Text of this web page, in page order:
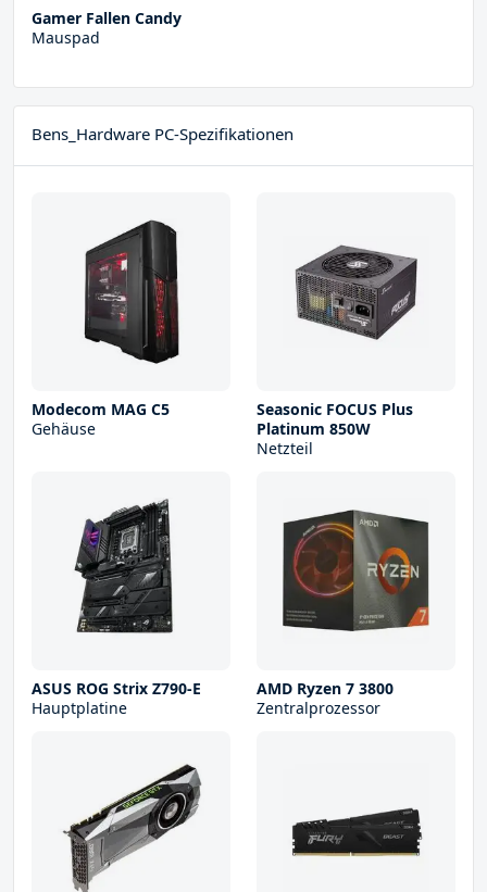
Gamer Fallen Candy
Mauspad
Bens_Hardware PC-Spezifikationen
Modecom MAG C5
Gehäuse
Seasonic FOCUS Plus
Platinum 850W
Netzteil
ASUS ROG Strix Z790-E
Hauptplatine
AMD Ryzen 7 3800
Zentralprozessor